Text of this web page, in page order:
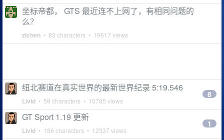
坐标帝都， GTS 最近连不上网了，有相同问题的
么？
zichen • 83 characters • 19617 views
纽北赛道在真实世界的最新世界纪录 5:19.546
Livid • 59 characters • 15785 views
8
GT Sport 1.19 更新
Livid • 186 characters • 12337 views
1